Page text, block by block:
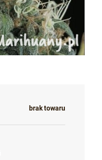
brak towaru